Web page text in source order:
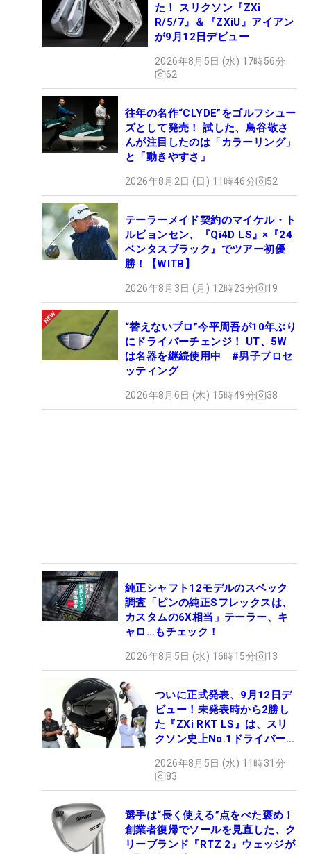
た！ スリクソン『ZXi
R/5/7』＆『ZXiU』アイアン
が9月12日デビュー
2026年8月5日 (水) 17時56分
62
往年の名作“CLYDE”をゴルフシュー
ズとして発売！ 試した、鳥谷敬さ
んが注目したのは「カラーリング」
と「動きやすさ」
2026年8月2日 (日) 11時46分 52
テーラーメイド契約のマイケル・ト
ルビョンセン、『Qi4D LS』×『24
ベンタスブラック』でツアー初優
勝！【WITB】
2026年8月3日 (月) 12時23分 19
“替えないプロ”今平周吾が10年ぶり
にドライバーチェンジ！ UT、5W
は名器を継続使用中 #男子プロセ
ッティング
2026年8月6日 (木) 15時49分 38
純正シャフト12モデルのスペック
調査「ピンの純正Sフレックスは、
カスタムの6X相当」テーラー、キ
ャロ…もチェック！
2026年8月5日 (水) 16時15分 13
ついに正式発表、9月12日デ
ビュー！未発表時から2勝し
た『ZXi RKT LS』は、スリ
クソン史上No.1ドライバー!?
2026年8月5日 (水) 11時31分
83
選手は“長く使える”点をべた褒め！
創業者復帰でソールを見直した、ク
リーブランド『RTZ 2』ウェッジが